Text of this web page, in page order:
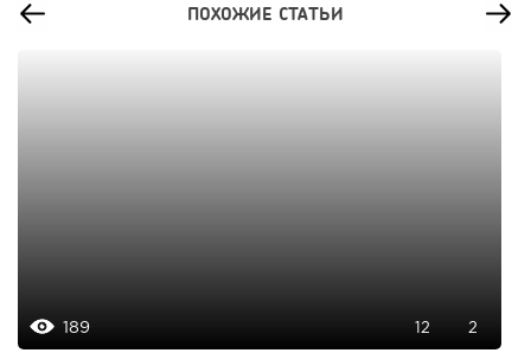
ПОХОЖИЕ СТАТЬИ
189 12 2